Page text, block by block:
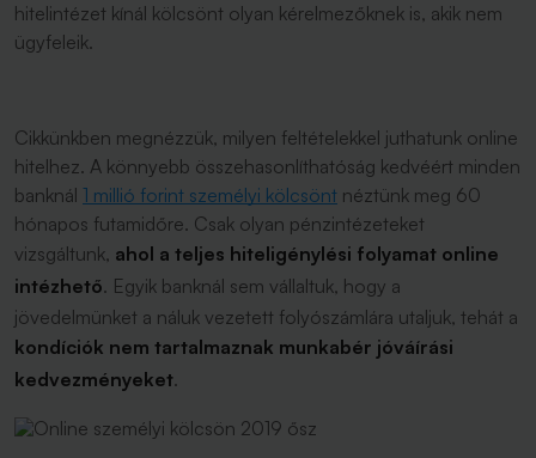
hitelintézet kínál kölcsönt olyan kérelmezőknek is, akik nem
ügyfeleik.
Cikkünkben megnézzük, milyen feltételekkel juthatunk online
hitelhez. A könnyebb összehasonlíthatóság kedvéért minden
banknál 1 millió forint személyi kölcsönt néztünk meg 60
hónapos futamidőre. Csak olyan pénzintézeteket
vizsgáltunk, ahol a teljes hiteligénylési folyamat online
intézhető. Egyik banknál sem vállaltuk, hogy a
jövedelmünket a náluk vezetett folyószámlára utaljuk, tehát a
kondíciók nem tartalmaznak munkabér jóváírási
kedvezményeket.